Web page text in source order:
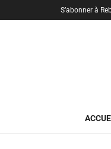
S’abonner à